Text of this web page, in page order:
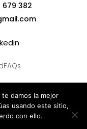
679 382
FAQs
damos la mejor
usando este sitio,
con ello.